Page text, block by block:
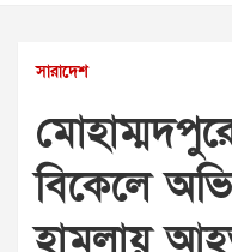
সারাদেশ
বিকেলে
হামলায়